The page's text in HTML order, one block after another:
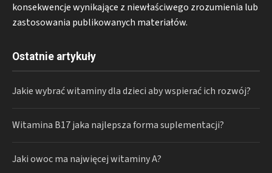
konsekwencje wynikające z niewłaściwego zrozumienia lub
zastosowania publikowanych materiałów.
Ostatnie artykuły
Jakie wybrać witaminy dla dzieci aby wspierać ich rozwój?
Witamina B17 jaka najlepsza forma suplementacji?
Jaki owoc ma najwięcej witaminy A?